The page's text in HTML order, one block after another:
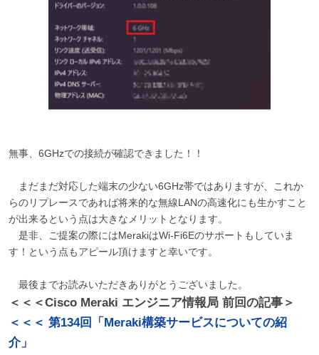
無事、6GHzでの接続が確認できました！！
まだまだ対応した端末の少ない6GHz帯ではありますが、これか
らのリプレースであれば将来的な無線LANの高速化にも生かすこと
が出来るという点は大きなメリットとなります。
是非、ご提案の際にはMerakiはWi-Fi6Eのサポートもしていま
す！という点もアピール頂けますと幸いです。
最後までお読みいただきありがとうございました。
＜＜＜Cisco Meraki エンジニア情報局 前回の記事＞
＜＜＜ 第134回「Meraki構築サービスについての紹
介」